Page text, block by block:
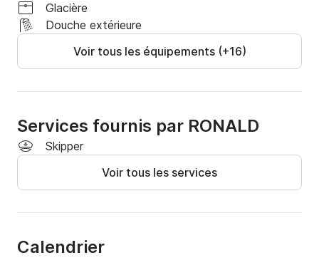
Agistri
Vouliagméni
Sounio
Horaires & Tarifs
(Ces créneaux horaires spécifiques s’appliquent
Nous proposons trois périodes de location pour votre
Glacière
Douche extérieure
Voir tous les équipements (+16)
Services fournis par RONALD
Skipper
Voir tous les services
Calendrier